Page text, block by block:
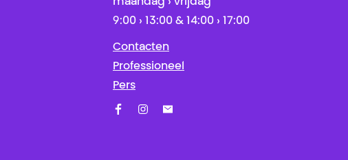
9:00 › 13:00 & 14:00 › 17:00
Contacten
Professioneel
Pers